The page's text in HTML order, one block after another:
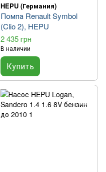
HEPU (Германия)
Помпа Renault Symbol
(Clio 2), HEPU
2 435 грн
В наличии
Купить